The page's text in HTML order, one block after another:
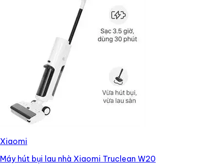
Xiaomi
Máy hút bụi lau nhà Xiaomi Truclean W20